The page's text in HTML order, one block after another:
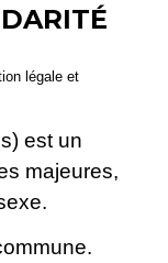
légale et
est un
majeures,